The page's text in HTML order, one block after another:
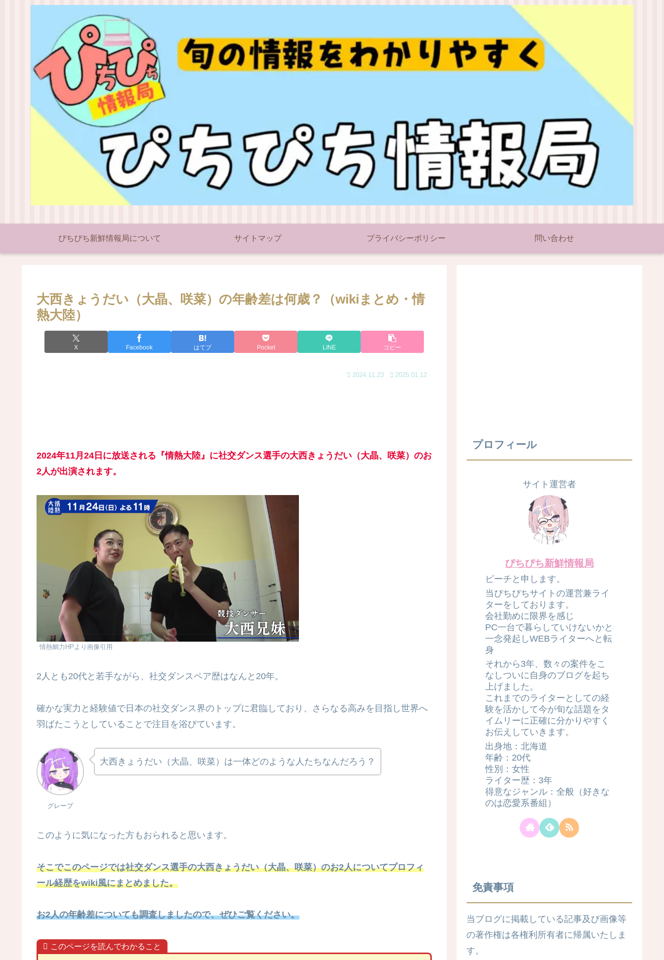
ぴちぴち新鮮情報局について サイトマップ プライバシーポリシー 問い合わせ
大西きょうだい（大晶、咲菜）の年齢差は何歳？（wikiまとめ・情
熱大陸）
X Facebook はてブ Pocket LINE コピー
2024.11.23 2025.01.12
2024年11月24日に放送される『情熱大陸』に社交ダンス選手の大西きょうだい（大晶、咲菜）のお
2人が出演されます。
情熱鯛力HPより画像引用
2人とも20代と若手ながら、社交ダンスペア歴はなんと20年。
確かな実力と経験値で日本の社交ダンス界のトップに君臨しており、さらなる高みを目指し世界へ
羽ばたこうとしていることで注目を浴びています。
グレープ
大西きょうだい（大晶、咲菜）は一体どのような人たちなんだろう？
このように気になった方もおられると思います。
そこでこのページでは社交ダンス選手の大西きょうだい（大晶、咲菜）のお2人についてプロフィ
ール経歴をwiki風にまとめました。
お2人の年齢差についても調査しましたので、ぜひご覧ください。
このページを読んでわかること
プロフィール
サイト運営者
ぴちぴち新鮮情報局
ピーチと申します。
当ぴちぴちサイトの運営兼ライ
ターをしております。
会社勤めに限界を感じ
PC一台で暮らしていけないかと
一念発起しWEBライターへと転
身
それから3年、数々の案件をこ
なしついに自身のブログを起ち
上げました。
これまでのライターとしての経
験を活かして今が旬な話題をタ
イムリーに正確に分かりやすく
お伝えしていきます。
出身地：北海道
年齢：20代
性別：女性
ライター歴：3年
得意なジャンル：全般（好きな
のは恋愛系番組）
免責事項
当ブログに掲載している記事及び画像等
の著作権は各権利所有者に帰属いたしま
す。